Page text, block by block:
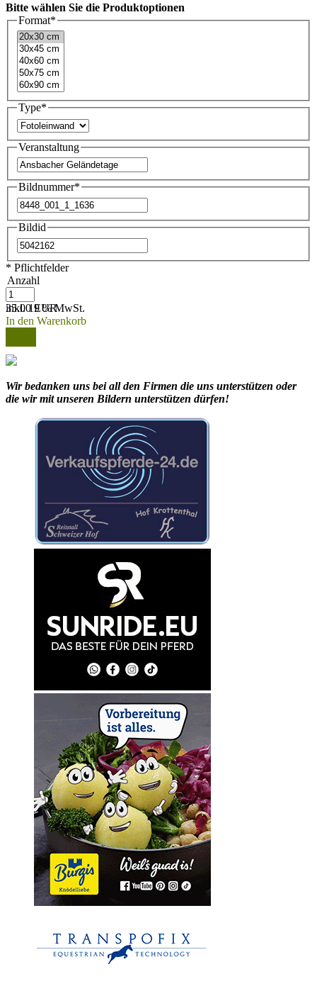
Bitte wählen Sie die Produktoptionen
Format*
Type*
Veranstaltung
Bildnummer*
Bildid
* Pflichtfelder
Anzahl
35.00 EUR
inkl. 19 % MwSt.
In den Warenkorb
Wir bedanken uns bei all den Firmen die uns unterstützen oder
die wir mit unseren Bildern unterstützen dürfen!